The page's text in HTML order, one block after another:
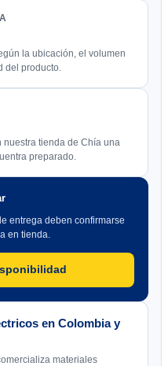
la ubicación, el volumen
del producto.
nuestra tienda de Chía una
preparado.
entrega deben confirmarse
en tienda.
en Colombia y
materiales